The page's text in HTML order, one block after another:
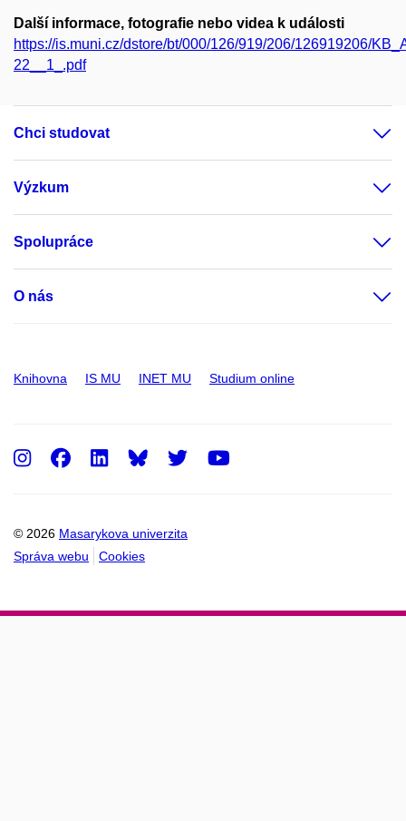
Další informace, fotografie nebo videa k události
https://is.muni.cz/dstore/bt/000/126/919/206/126919206/
22__1_.pdf
Chci studovat
Výzkum
Spolupráce
O nás
Knihovna IS MU INET MU Studium online
© 2026 Masarykova univerzita
Správa webu
Cookies
Instagram
Facebook
LinkedInTwitter